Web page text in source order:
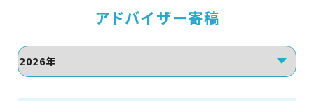
アドバイザー寄稿